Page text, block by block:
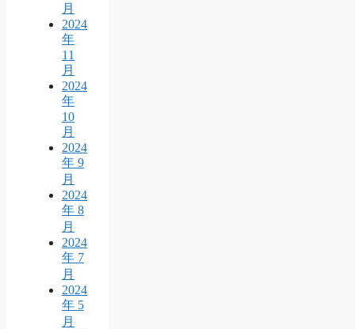
月
2024
年
11
月
2024
年
10
月
2024
年 9
月
2024
年 8
月
2024
年 7
月
2024
年 5
月